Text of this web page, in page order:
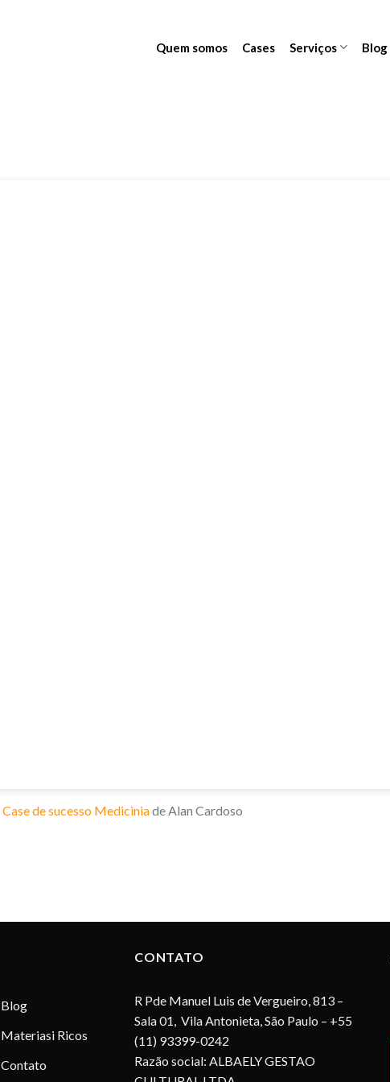
Quem somos Cases Serviços Blog
Case de sucesso Mediciniade Alan Cardoso
Blog
Materiasi Ricos
Contato
CONTATO
R Pde Manuel Luis de Vergueiro, 813 –
Sala 01, Vila Antonieta, São Paulo – +55
(11) 93399-0242
Razão social: ALBAELY GESTAO